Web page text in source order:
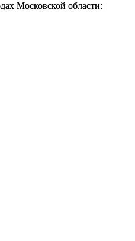
Московской области: